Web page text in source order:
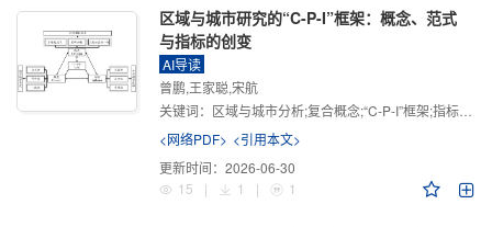
区域与城市研究的“C-P-I”框架：概念、范式
与指标的创变
AI导读
曾鹏,王家聪,宋航
关键词： 区域与城市分析;复合概念;“C-P-I”框架;指标体系
<网络PDF> <引用本文>
更新时间： 2026-06-30
15
| 1 | 1